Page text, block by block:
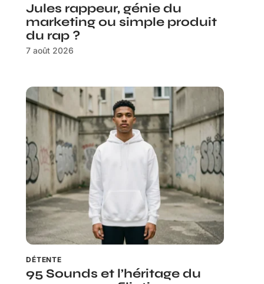
Jules rappeur, génie du
marketing ou simple produit
du rap ?
7 août 2026
DÉTENTE
95 Sounds et l’héritage du